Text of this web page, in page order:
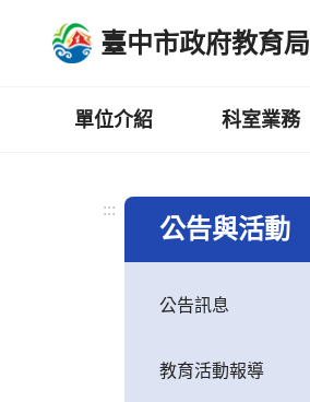
臺中市政府教育局
單位介紹 科室業務
:::
公告與活動
公告訊息
教育活動報導